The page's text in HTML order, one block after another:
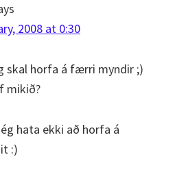
2008 at 0:30
skal horfa á færri myndir ;)
mikið?
hata ekki að horfa á
:)